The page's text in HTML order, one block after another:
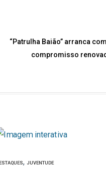
“Patrulha Baião” arranca
compromisso
, JUVENTUDE